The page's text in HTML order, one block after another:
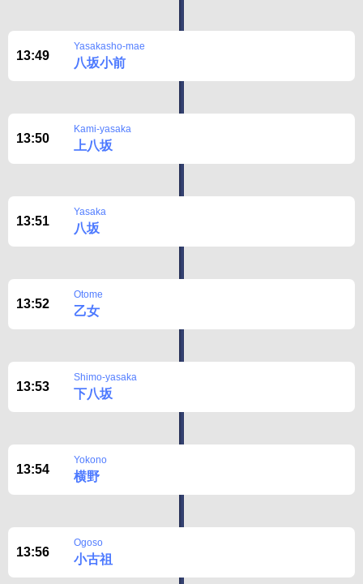
13:49
Yasakasho-mae
八坂小前
13:50
Kami-yasaka
上八坂
13:51
Yasaka
八坂
13:52
Otome
乙女
13:53
Shimo-yasaka
下八坂
13:54
Yokono
横野
13:56
Ogoso
小古祖